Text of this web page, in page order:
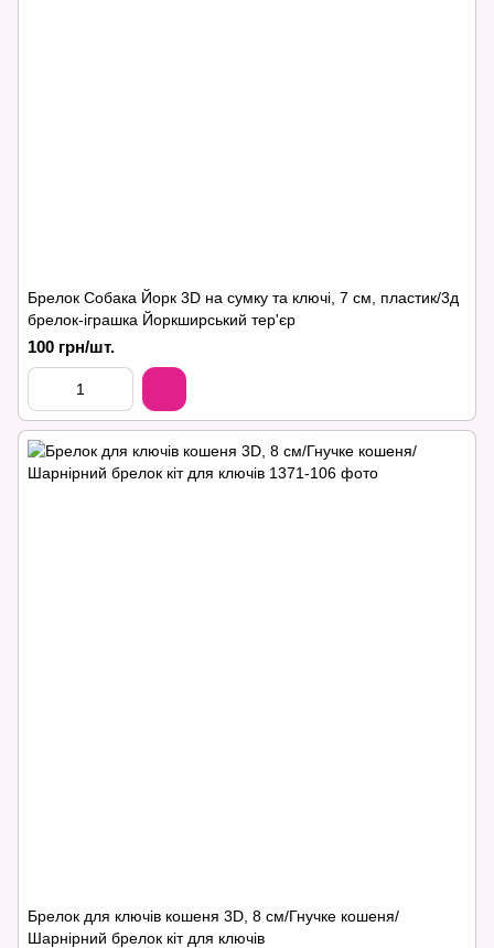
Брелок Собака Йорк 3D на сумку та ключі, 7 см, пластик/3д
брелок-іграшка Йоркширський тер'єр
100 грн/шт.
Брелок для ключів кошеня 3D, 8 см/Гнучке кошеня/
Шарнірний брелок кіт для ключів